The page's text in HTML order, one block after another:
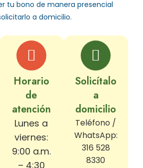
tu bono de manera presencial
a domicilio.
Horario
de
atención
Lunes a
viernes:
9:00 a.m.
– 4:30
Solicítalo
a
domicilio
Teléfono /
WhatsApp:
316 528
8330